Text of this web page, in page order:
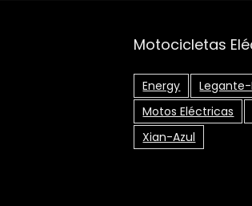
Motocicletas
Energy Legante-
Motos Eléctricas
Xian-Azul